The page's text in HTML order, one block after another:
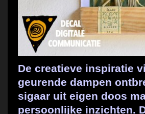
De creatieve inspiratie
geurende dampen
sigaar uit eigen doos
persoonlijke inzichten.